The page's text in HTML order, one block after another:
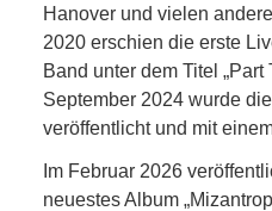
Hanover und vielen
2020 erschien die erste
Band unter dem Titel
September 2024 wurde
veröffentlicht und mit
Im Februar 2026
neuestes Album